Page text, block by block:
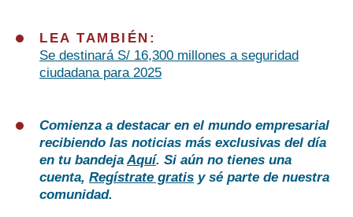
LEA TAMBIÉN:
Se destinará S/ 16,300 millones a seguridad
ciudadana para 2025
Comienza a destacar en el mundo empresarial
recibiendo las noticias más exclusivas del día
en tu bandejaAquí. Si aún no tienes una
cuenta, Regístrate gratis y sé parte de nuestra
comunidad.